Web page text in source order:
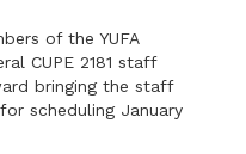
of the YUFA
CUPE 2181 staff
bringing the staff
scheduling January